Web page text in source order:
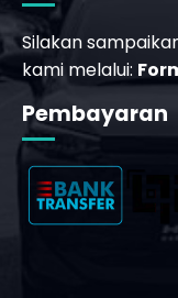
Silakan
kami melalui:
Pembayaran